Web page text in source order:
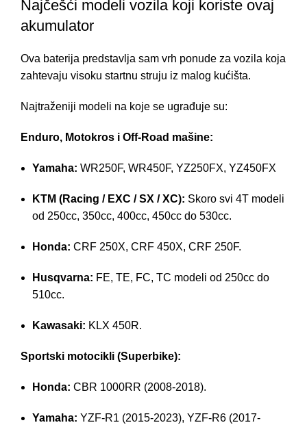
Najčešći modeli vozila koji koriste ovaj
akumulator
Ova baterija predstavlja sam vrh ponude za vozila koja
zahtevaju visoku startnu struju iz malog kućišta.
Najtraženiji modeli na koje se ugrađuje su:
Enduro, Motokros i Off-Road mašine:
Yamaha: WR250F, WR450F, YZ250FX, YZ450FX
KTM (Racing / EXC / SX / XC): Skoro svi 4T modeli
od 250cc, 350cc, 400cc, 450cc do 530cc.
Honda: CRF 250X, CRF 450X, CRF 250F.
Husqvarna: FE, TE, FC, TC modeli od 250cc do
510cc.
Kawasaki: KLX 450R.
Sportski motocikli (Superbike):
Honda: CBR 1000RR (2008-2018).
Yamaha: YZF-R1 (2015-2023), YZF-R6 (2017-